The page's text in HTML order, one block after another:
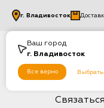
Ваш город
г. Владивосток
Все верно Выбрать
г. Владивосток